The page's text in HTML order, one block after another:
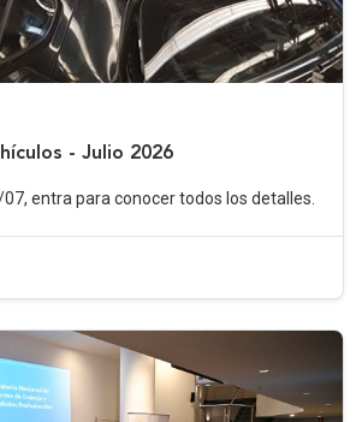
- Julio 2026
entra para conocer todos los detalles.